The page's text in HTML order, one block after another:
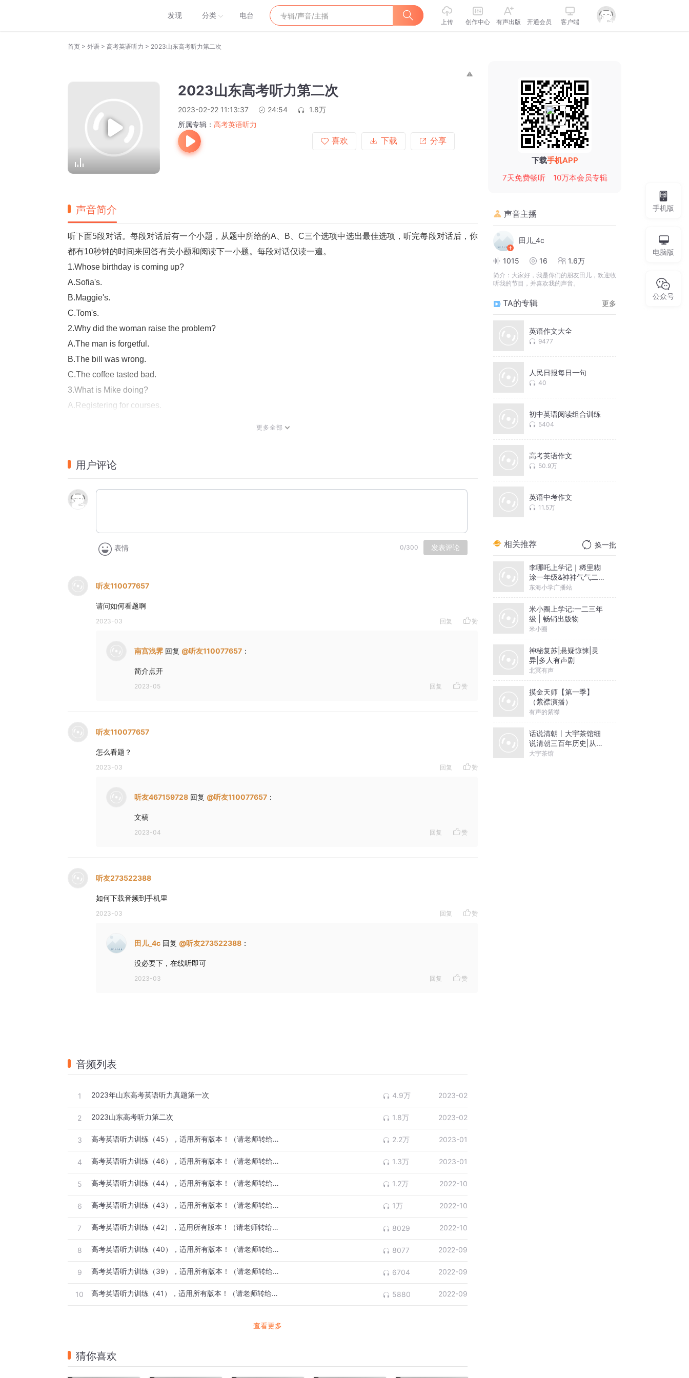
发现 分类 电台
上传 创作中心 有声出版 开通会员 客户端
首页 > 外语 > 高考英语听力 > 2023山东高考听力第二次
2023山东高考听力第二次
2023-02-22 11:13:37 24:54
1.8万
所属专辑： 高考英语听力
喜欢
下载 分享
声音简介
听下面5段对话。每段对话后有一个小题，从题中所给的A、B、C三个选项中选出最佳选项，听完每段对话后，你
都有10秒钟的时间来回答有关小题和阅读下一小题。每段对话仅读一遍。
1.Whose birthday is coming up?
A.Sofia's.
B.Maggie's.
C.Tom's.
2.Why did the woman raise the problem?
A.The man is forgetful.
B.The bill was wrong.
C.The coffee tasted bad.
3.What is Mike doing?
A.Registering for courses.
A.In half an hour.
C.In two hours.
A.Answer questions.
B.Wait for friends.
听下面5段对话或独白，每段对话或独白后有几个小题，从题中所给的A、B、C三个
选项中选出最佳选项，听每段对话或独白前，你将有时间阅读各个小题，每小题5秒钟：听
完后，各小题将给出5秒钟的作答时间。每段对话或独白读两遍。
6.What's wrong with the man's order?
A.It has been misplaced.
B.It has been delayed.
A.The sales manager.
B.A shop owner.
C.A mechanic.
10.What will the woman do next?
B.Talk to the man's brother.
C.Buy some coffee beans.
听第8段材料，回答第11至13题。
A.To climb the wall.
C.To share with the woman.
13.How can the man be described?
B.Generous
C.Brave.
14.How long has it been since the woman left school?
A.4 years.
15.Where does the man know about the woman?
A.From his sister.
C.From his teacher.
C.Interpret for her boss.
更多全部
用户评论
表情 0/300 发表评论
听友110077657
请问如何看题啊
2023-03 回复 赞
南宫浅霁 回复 @听友110077657 ：
简介点开
2023-05 回复 赞
听友110077657
怎么看题？
2023-03 回复 赞
听友467159728 回复 @听友110077657 ：
文稿
2023-04 回复 赞
听友273522388
如何下载音频到手机里
2023-03 回复 赞
田儿_4c 回复 @听友273522388 ：
没必要下，在线听即可
2023-03 回复 赞
音频列表
1 2023年山东高考英语听力真题第一次 4.9万 2023-02
2 2023山东高考听力第二次 1.8万 2023-02
3 高考英语听力训练（45），适用所有版本！（请老师转给学生） 2.2万 2023-01
4 高考英语听力训练（46），适用所有版本！（请老师转给学生） 1.3万 2023-01
5 高考英语听力训练（44），适用所有版本！（请老师转给学生） 1.2万 2022-10
6 高考英语听力训练（43），适用所有版本！（请老师转给学生） 1万 2022-10
7 高考英语听力训练（42），适用所有版本！（请老师转给学生） 8029 2022-10
8 高考英语听力训练（40），适用所有版本！（请老师转给学生） 8077 2022-09
9 高考英语听力训练（39），适用所有版本！（请老师转给学生） 6704 2022-09
10 高考英语听力训练（41），适用所有版本！（请老师转给学生） 5880 2022-09
查看更多
猜你喜欢
下载手机APP
7天免费畅听
10万本会员专辑
声音主播
田儿_4c
1015 16 1.6万
简介： 大家好，我是你们的朋友田儿，欢迎收
听我的节目，并喜欢我的声音。
TA的专辑 更多
英语作文大全
9477
人民日报每日一句
40
初中英语阅读组合训练
5404
高考英语作文
50.9万
英语中考作文
11.5万
相关推荐 换一批
李哪吒上学记｜稀里糊
涂一年级&神神气气二年
级
东海小学广播站
米小圈上学记:一二三年
级 | 畅销出版物
米小圈
神秘复苏|悬疑惊悚|灵
异|多人有声剧
北冥有声
摸金天师【第一季】
（紫襟演播）
有声的紫襟
话说清朝丨大宇茶馆细
说清朝三百年历史|从努
尔哈赤到末代皇帝溥仪|
大宇茶馆
手机版
电脑版
公众号